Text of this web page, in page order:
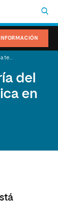
del
en